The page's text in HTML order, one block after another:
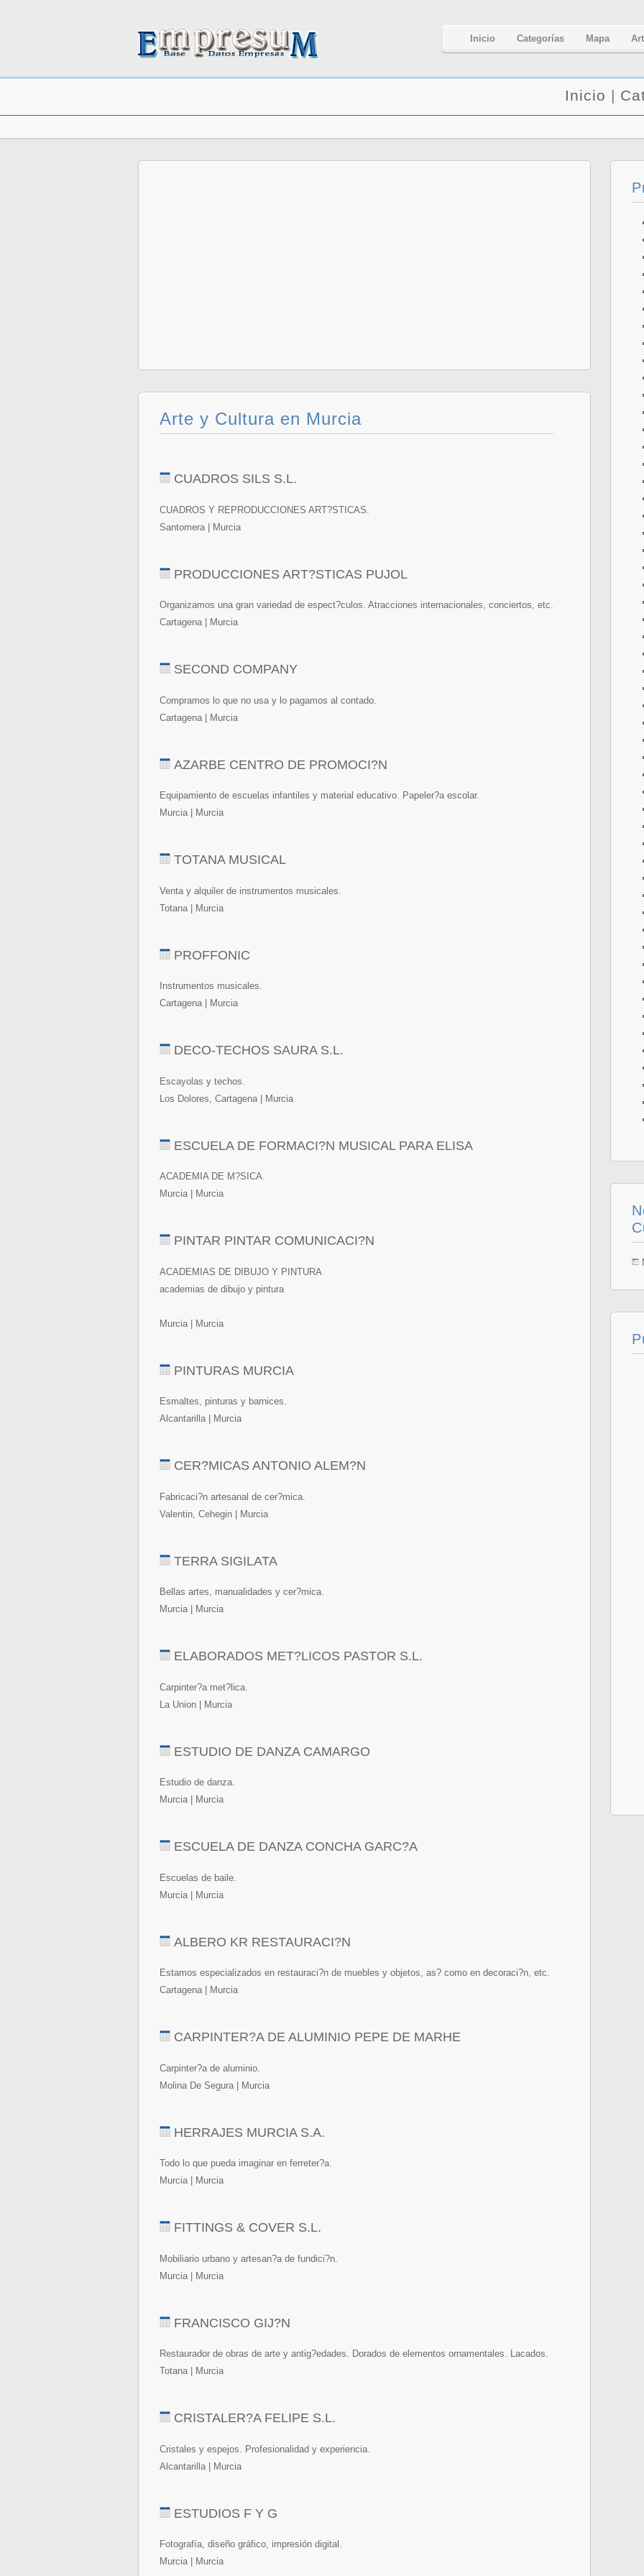
Inicio Categorías Mapa
Inicio |
Arte y Cultura en Murcia
CUADROS SILS S.L.
CUADROS Y REPRODUCCIONES ART?STICAS.
Santomera | Murcia
PRODUCCIONES ART?STICAS PUJOL
Organizamos una gran variedad de espect?culos. Atracciones internacionales, conciertos, etc.
Cartagena | Murcia
SECOND COMPANY
Compramos lo que no usa y lo pagamos al contado.
Cartagena | Murcia
AZARBE CENTRO DE PROMOCI?N
Equipamiento de escuelas infantiles y material educativo. Papeler?a escolar.
Murcia | Murcia
TOTANA MUSICAL
Venta y alquiler de instrumentos musicales.
Totana | Murcia
PROFFONIC
Instrumentos musicales.
Cartagena | Murcia
DECO-TECHOS SAURA S.L.
Escayolas y techos.
Los Dolores, Cartagena | Murcia
ESCUELA DE FORMACI?N MUSICAL PARA ELISA
ACADEMIA DE M?SICA.
Murcia | Murcia
PINTAR PINTAR COMUNICACI?N
ACADEMIAS DE DIBUJO Y PINTURA
academias de dibujo y pintura
Murcia | Murcia
PINTURAS MURCIA
Esmaltes, pinturas y barnices.
Alcantarilla | Murcia
CER?MICAS ANTONIO ALEM?N
Fabricaci?n artesanal de cer?mica.
Valentin, Cehegin | Murcia
TERRA SIGILATA
Bellas artes, manualidades y cer?mica.
Murcia | Murcia
ELABORADOS MET?LICOS PASTOR S.L.
Carpinter?a met?lica.
La Union | Murcia
ESTUDIO DE DANZA CAMARGO
Estudio de danza.
Murcia | Murcia
ESCUELA DE DANZA CONCHA GARC?A
Escuelas de baile.
Murcia | Murcia
ALBERO KR RESTAURACI?N
Estamos especializados en restauraci?n de muebles y objetos, as? como en decoraci?n, etc.
Cartagena | Murcia
CARPINTER?A DE ALUMINIO PEPE DE MARHE
Carpinter?a de aluminio.
Molina De Segura | Murcia
HERRAJES MURCIA S.A.
Todo lo que pueda imaginar en ferreter?a.
Murcia | Murcia
FITTINGS & COVER S.L.
Mobiliario urbano y artesan?a de fundici?n.
Murcia | Murcia
FRANCISCO GIJ?N
Restaurador de obras de arte y antig?edades. Dorados de elementos ornamentales. Lacados.
Totana | Murcia
CRISTALER?A FELIPE S.L.
Cristales y espejos. Profesionalidad y experiencia.
Alcantarilla | Murcia
ESTUDIOS F Y G
Fotografía, diseño gráfico, impresión digital.
Murcia | Murcia